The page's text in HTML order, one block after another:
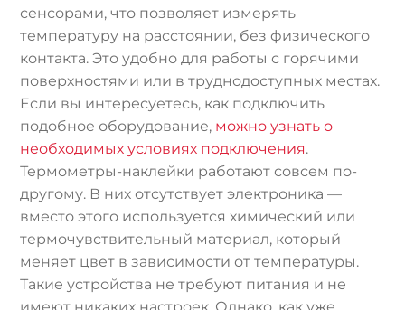
сенсорами, что позволяет измерять
температуру на расстоянии, без физического
контакта. Это удобно для работы с горячими
поверхностями или в труднодоступных местах.
Если вы интересуетесь, как подключить
подобное оборудование, можно узнать о
необходимых условиях подключения.
Термометры-наклейки работают совсем по-
другому. В них отсутствует электроника —
вместо этого используется химический или
термочувствительный материал, который
меняет цвет в зависимости от температуры.
Такие устройства не требуют питания и не